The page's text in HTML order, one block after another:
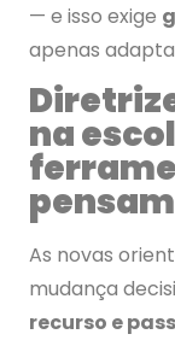
— e isso exige
apenas
na
As novas
mudança
recurso e